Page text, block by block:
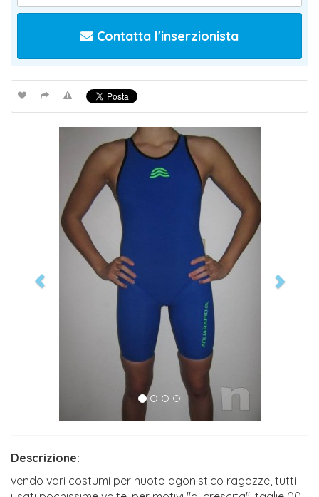
Contatta l'inserzionista
Descrizione:
vendo vari costumi per nuoto agonistico ragazze, tutti